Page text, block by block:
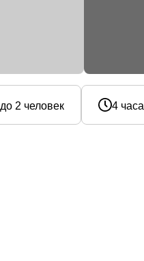
до 2 человек 4 часа